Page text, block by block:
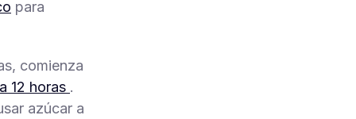
para
comienza
12 horas .
azúcar a